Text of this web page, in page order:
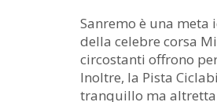
Sanremo è una
della celebre corsa
circostanti offrono
Inoltre, la Pista
tranquillo ma